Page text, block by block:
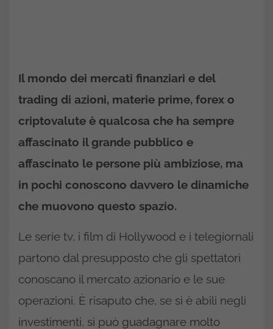
Il mondo dei mercati finanziari e del
trading di azioni, materie prime, forex o
criptovalute è qualcosa che ha sempre
affascinato il grande pubblico e
affascinato le persone più ambiziose, ma
in pochi conoscono davvero le dinamiche
che muovono questo spazio.
Le serie tv, i film di Hollywood e i telegiornali
partono dal presupposto che gli spettatori
conoscano il mercato azionario e le sue
operazioni. È risaputo che, se si è abili negli
investimenti, si può guadagnare molto